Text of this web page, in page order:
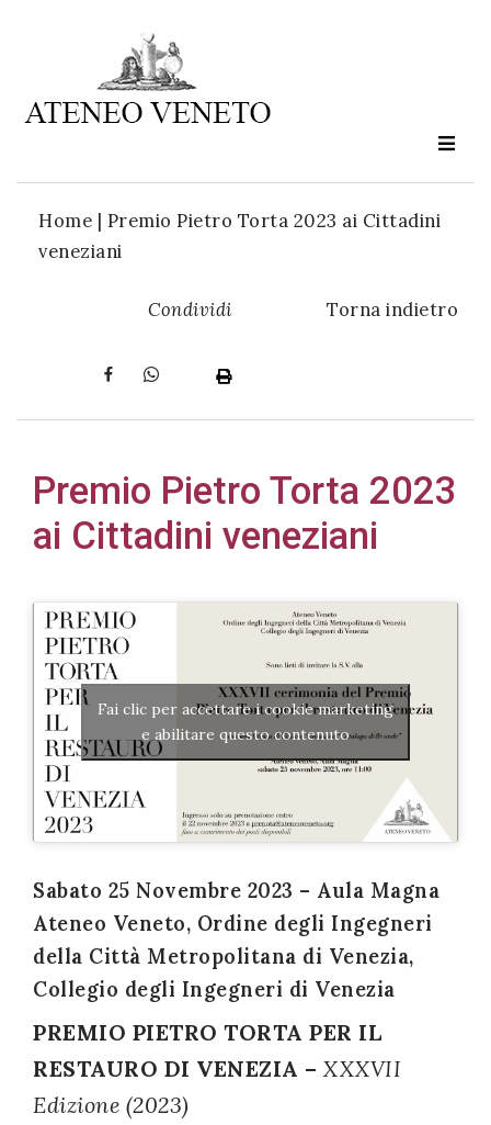
Home | Premio Pietro Torta 2023 ai Cittadini
veneziani
Condividi Torna indietro
Premio Pietro Torta 2023
ai Cittadini veneziani
Fai clic per accettare i cookie marketing
e abilitare questo contenuto
Sabato 25 Novembre 2023 – Aula Magna
Ateneo Veneto, Ordine degli Ingegneri
della Città Metropolitana di Venezia,
Collegio degli Ingegneri di Venezia
PREMIO PIETRO TORTA PER IL
RESTAURO DI VENEZIA – XXXVII
Edizione (2023)
Ateneo
è
cultura
Acconsento
all'uso dei
miei dati
personali in
accordo
con il
decreto
legislativo
Registrazione
avvenuta con